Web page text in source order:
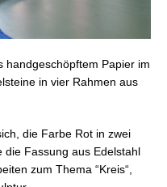
handgeschöpftem Papier im
in vier Rahmen aus
die Farbe Rot in zwei
die Fassung aus Edelstahl
zum Thema “Kreis“,